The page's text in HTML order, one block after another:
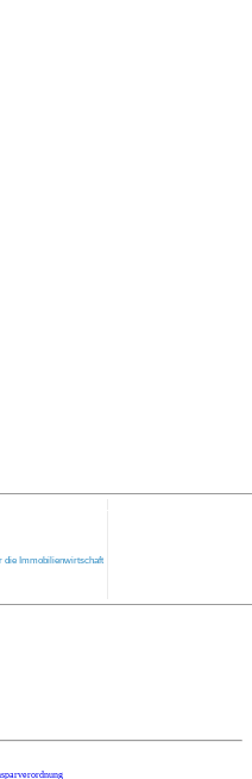
die Immobilienwirtschaft